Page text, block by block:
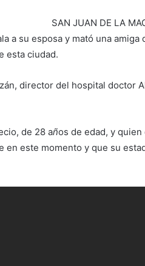
SAN JUAN DE LA
a su esposa y mató una amiga
esta ciudad.
director del hospital doctor
de 28 años de edad, y quien
este momento y que su